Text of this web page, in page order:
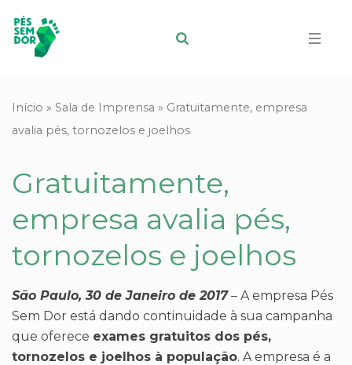
Início » Sala de Imprensa » Gratuitamente, empresa
avalia pés, tornozelos e joelhos
Gratuitamente,
empresa avalia pés,
tornozelos e joelhos
São Paulo, 30 de Janeiro de 2017– A empresa Pés
Sem Dor está dando continuidade à sua campanha
que oferece exames gratuitos dos pés,
tornozelos e joelhos à população. A empresa é a